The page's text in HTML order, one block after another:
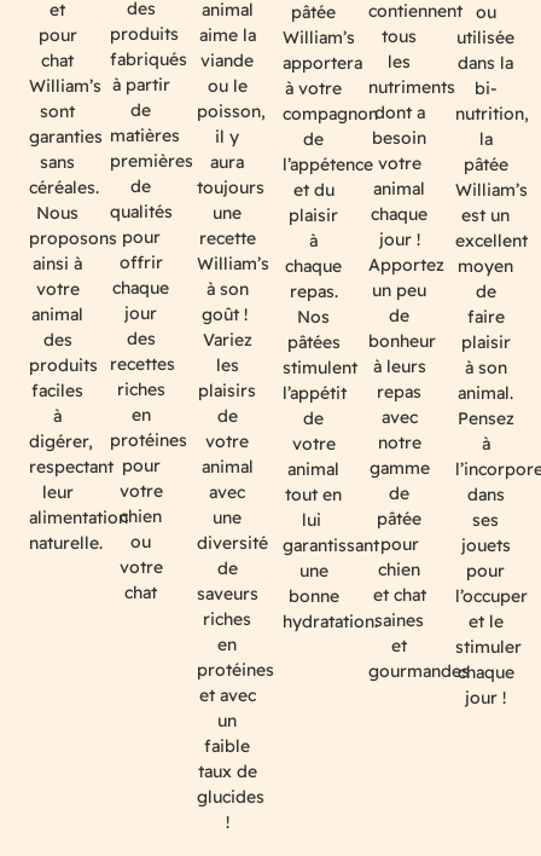
et
pour
chat
William’s
sont
garanties
sans
céréales.
Nous
proposons
ainsi à
votre
animal
des
produits
faciles
à
digérer,
respectant
leur
alimentation
naturelle.
des
produits
fabriqués
à partir
de
matières
premières
de
qualités
pour
offrir
chaque
jour
des
recettes
riches
en
protéines
pour
votre
chien
ou
votre
chat
animal
aime la
viande
ou le
poisson,
il y
aura
toujours
une
recette
William’s
à son
goût !
Variez
les
plaisirs
de
votre
animal
avec
une
diversité
de
saveurs
riches
en
protéines
et avec
un
faible
taux de
glucides
!
pâtée
William’s
apportera
à votre
compagnon
de
l’appétence
et du
plaisir
à
chaque
repas.
Nos
pâtées
stimulent
l’appétit
de
votre
animal
tout en
lui
garantissant
une
bonne
hydratation.
contiennent
tous
les
nutriments
dont a
besoin
votre
animal
chaque
jour !
Apportez
un peu
de
bonheur
à leurs
repas
avec
notre
gamme
de
pâtée
pour
chien
et chat
saines
et
gourmandes
ou
utilisée
dans la
bi-
nutrition,
la
pâtée
William’s
est un
excellent
moyen
de
faire
plaisir
à son
animal.
Pensez
à
dans
ses
jouets
pour
l’occuper
et le
stimuler
chaque
jour !